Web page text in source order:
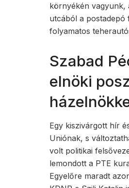
környékén vagyunk,
utcából a postadepó
folyamatos
Szabad
elnöki
Egy kiszivárgott hír
Uniónak, s
volt politikai
lemondott a PTE
Egyelőre maradt